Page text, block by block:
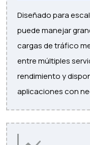
Diseñado para
puede manejar
cargas de tráfico
entre múltiples
rendimiento y
aplicaciones con